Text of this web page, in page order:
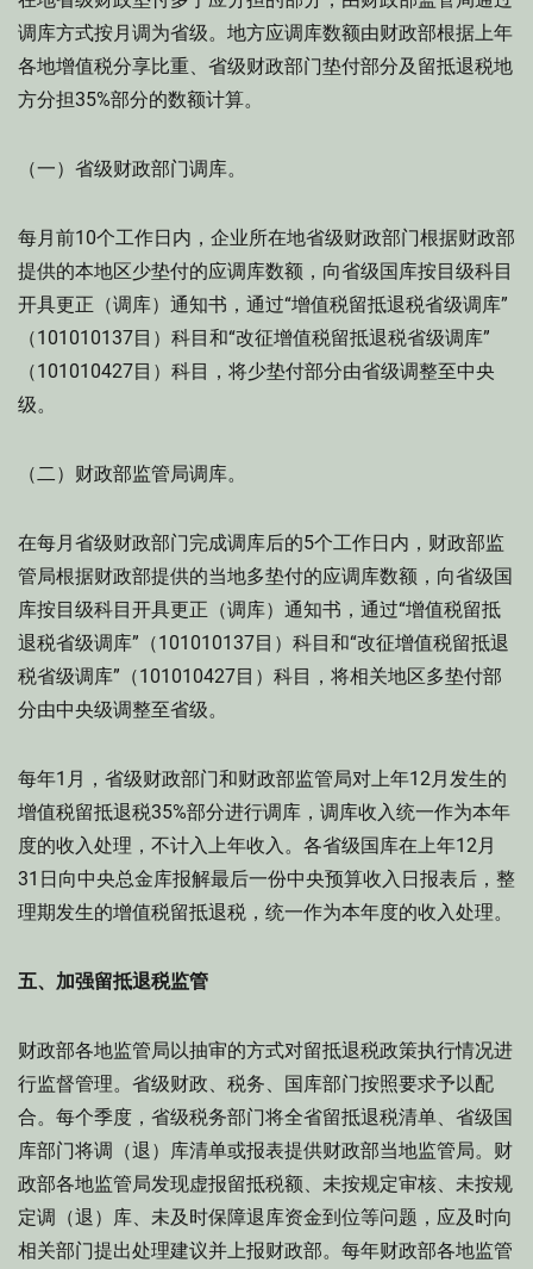
调库方式按月调为省级。地方应调库数额由财政部根据上年
各地增值税分享比重、省级财政部门垫付部分及留抵退税地
方分担35%部分的数额计算。
（一）省级财政部门调库。
每月前10个工作日内，企业所在地省级财政部门根据财政部
提供的本地区少垫付的应调库数额，向省级国库按目级科目
开具更正（调库）通知书，通过“增值税留抵退税省级调库”
（101010137目）科目和“改征增值税留抵退税省级调库”
（101010427目）科目，将少垫付部分由省级调整至中央
级。
（二）财政部监管局调库。
在每月省级财政部门完成调库后的5个工作日内，财政部监
管局根据财政部提供的当地多垫付的应调库数额，向省级国
库按目级科目开具更正（调库）通知书，通过“增值税留抵
退税省级调库”（101010137目）科目和“改征增值税留抵退
税省级调库”（101010427目）科目，将相关地区多垫付部
分由中央级调整至省级。
每年1月，省级财政部门和财政部监管局对上年12月发生的
增值税留抵退税35%部分进行调库，调库收入统一作为本年
度的收入处理，不计入上年收入。各省级国库在上年12月
31日向中央总金库报解最后一份中央预算收入日报表后，整
理期发生的增值税留抵退税，统一作为本年度的收入处理。
五、加强留抵退税监管
财政部各地监管局以抽审的方式对留抵退税政策执行情况进
行监督管理。省级财政、税务、国库部门按照要求予以配
合。每个季度，省级税务部门将全省留抵退税清单、省级国
库部门将调（退）库清单或报表提供财政部当地监管局。财
政部各地监管局发现虚报留抵税额、未按规定审核、未按规
定调（退）库、未及时保障退库资金到位等问题，应及时向
相关部门提出处理建议并上报财政部。每年财政部各地监管